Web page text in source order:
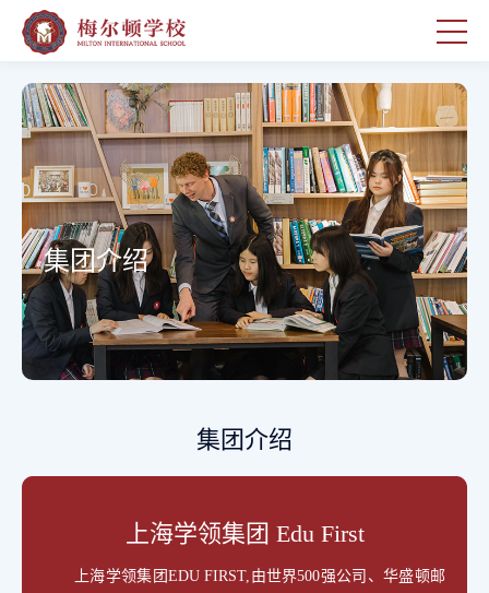
集团介绍
集团介绍
上海学领集团 Edu First
上海学领集团EDU FIRST,由世界500强公司、华盛顿邮